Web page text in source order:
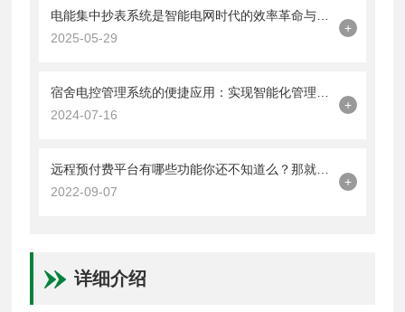
2025-05-29
+
2024-07-16
+
2022-09-07
+
详细介绍